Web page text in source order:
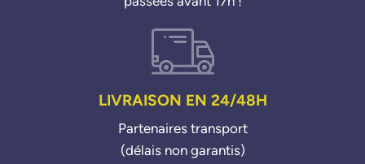
LIVRAISON EN 24/48H
Partenaires transport
(délais non garantis)